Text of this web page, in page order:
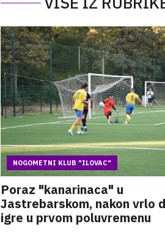
NOGOMETNI KLUB "ILOVAC"
Poraz "kanarinaca" u
Jastrebarskom, nakon vrlo
igre u prvom poluvremenu